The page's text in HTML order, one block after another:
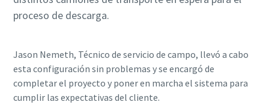
proceso de descarga.
Jason Nemeth, Técnico de servicio de campo, llevó a cabo
esta configuración sin problemas y se encargó de
completar el proyecto y poner en marcha el sistema para
cumplir las expectativas del cliente.